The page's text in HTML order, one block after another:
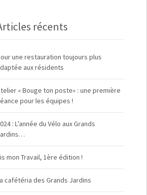
récents
une restauration toujours plus
aux résidents
« Bouge ton poste» : une première
pour les équipes !
: L’année du Vélo aux Grands
mon Travail, 1ère édition !
cafétéria des Grands Jardins